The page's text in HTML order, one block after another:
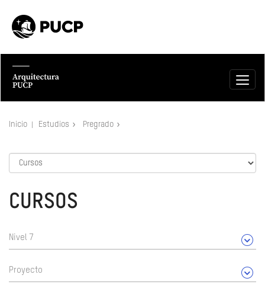
Inicio Estudios Pregrado
CURSOS
Nivel 7
Proyecto